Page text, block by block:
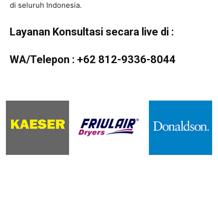
di seluruh Indonesia.
Layanan Konsultasi secara live di :
WA/Telepon : +62 812-9336-8044